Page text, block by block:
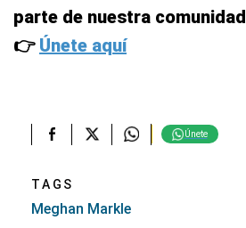
parte de nuestra
👉 Únete aquí
Únete
TAGS
Meghan Markle